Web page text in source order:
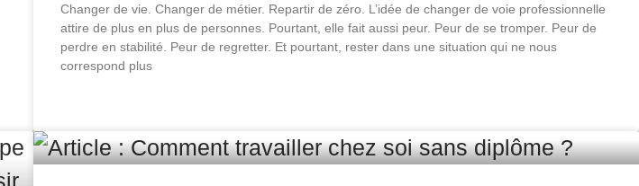
Changer de vie. Changer de métier. Repartir de zéro. L’idée de changer de voie professionnelle
attire de plus en plus de personnes. Pourtant, elle fait aussi peur. Peur de se tromper. Peur de
perdre en stabilité. Peur de regretter. Et pourtant, rester dans une situation qui ne nous
correspond plus